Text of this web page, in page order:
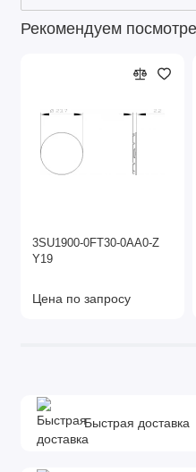
Рекомендуем
3SU1900-0FT30-0AA0-Z
Y19
Цена по запросу
Быстрая доставка